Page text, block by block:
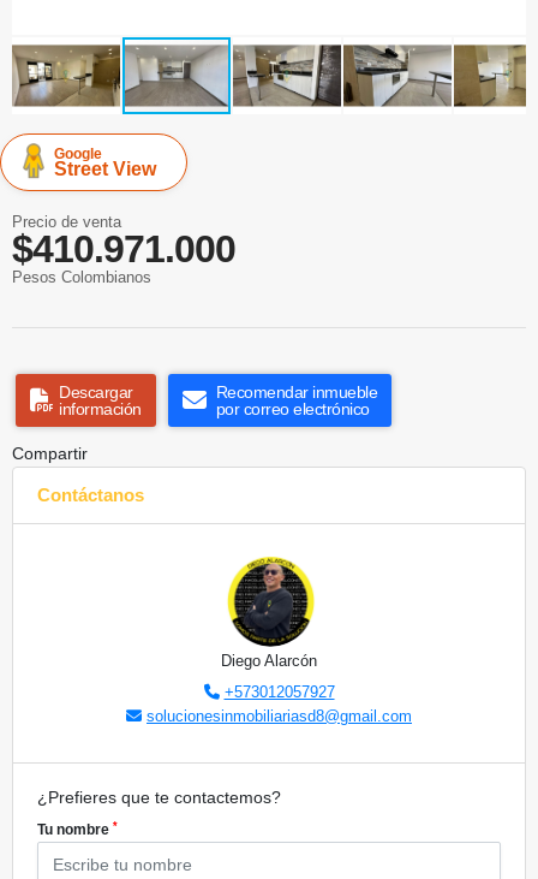
Google
Street View
Precio de venta
$410.971.000
Pesos Colombianos
Descargar
información
Recomendar inmueble
por correo electrónico
Compartir
Contáctanos
Diego Alarcón
+573012057927
solucionesinmobiliariasd8@gmail.com
¿Prefieres que te contactemos?
Tu nombre *